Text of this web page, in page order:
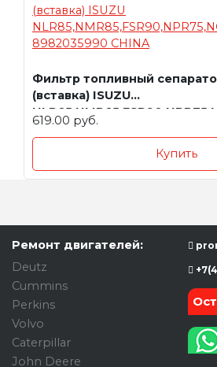
Фильтр топливный
(вставка) ISUZU
8982035990 CHINA
619.00 руб.
Купить
Ремонт двигателей:
Deutz
Cummins
Perkins
Volvo
Caterpillar
John Deere